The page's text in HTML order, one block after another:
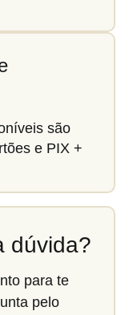
são
e PIX +
dúvida?
para te
pelo